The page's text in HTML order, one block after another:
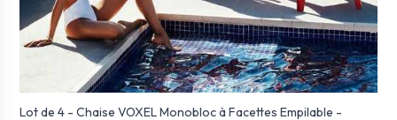
Lot de 4 - Chaise VOXEL Monobloc à Facettes Empilable -